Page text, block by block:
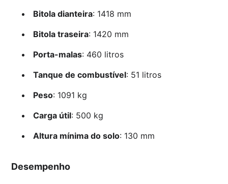
Bitola dianteira: 1418 mm
Bitola traseira: 1420 mm
Porta-malas: 460 litros
Tanque de combustível: 51 litros
Peso: 1091 kg
Carga útil: 500 kg
Altura mínima do solo: 130 mm
Desempenho